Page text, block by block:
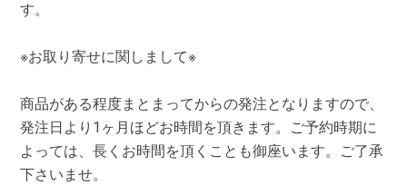
す。
※お取り寄せに関しまして※
商品がある程度まとまってからの発注となりますので、
発注日より1ヶ月ほどお時間を頂きます。ご予約時期に
よっては、長くお時間を頂くことも御座います。ご了承
下さいませ。